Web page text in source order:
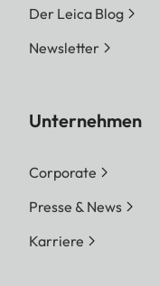
Der Leica Blog
Newsletter
Unternehmen
Corporate
Presse & News
Karriere